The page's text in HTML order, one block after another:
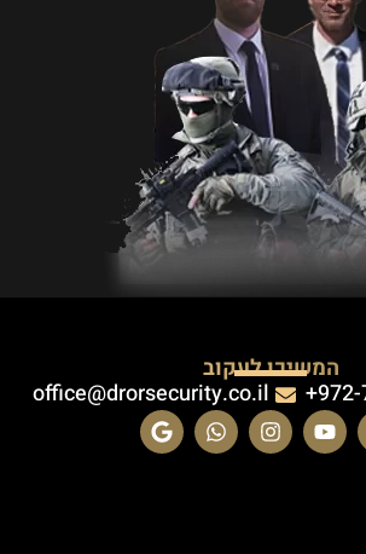
המשיכו לעקוב
office@drorsecurity.co.il